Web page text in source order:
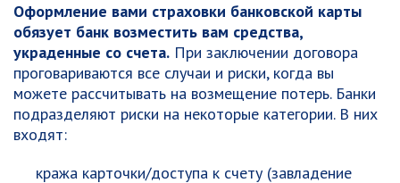
Оформление вами страховки банковской карты
обязует банк возместить вам средства,
украденные со счета. При заключении договора
проговариваются все случаи и риски, когда вы
можете рассчитывать на возмещение потерь. Банки
подразделяют риски на некоторые категории. В них
входят:
кража карточки/доступа к счету (завладение